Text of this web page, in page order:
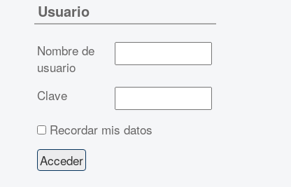
Usuario
Nombre de
usuario
Clave
Recordar mis datos